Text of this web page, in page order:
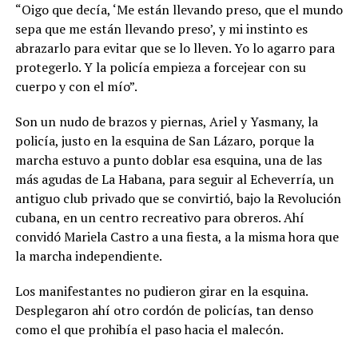
“Oigo que decía, ‘Me están llevando preso, que el mundo
sepa que me están llevando preso’, y mi instinto es
abrazarlo para evitar que se lo lleven. Yo lo agarro para
protegerlo. Y la policía empieza a forcejear con su
cuerpo y con el mío”.
Son un nudo de brazos y piernas, Ariel y Yasmany, la
policía, justo en la esquina de San Lázaro, porque la
marcha estuvo a punto doblar esa esquina, una de las
más agudas de La Habana, para seguir al Echeverría, un
antiguo club privado que se convirtió, bajo la Revolución
cubana, en un centro recreativo para obreros. Ahí
convidó Mariela Castro a una fiesta, a la misma hora que
la marcha independiente.
Los manifestantes no pudieron girar en la esquina.
Desplegaron ahí otro cordón de policías, tan denso
como el que prohibía el paso hacia el malecón.